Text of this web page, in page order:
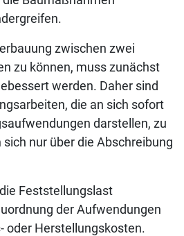
zwischen zwei
zu können, muss zunächst
werden. Daher sind
die an sich sofort
darstellen, zu
nur über die Abschreibung
Feststellungslast
der Aufwendungen
oder Herstellungskosten.